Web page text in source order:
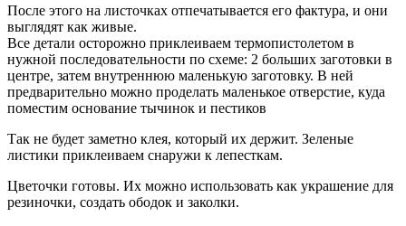
После этого на листочках отпечатывается его фактура, и они
выглядят как живые.
Все детали осторожно приклеиваем термопистолетом в
нужной последовательности по схеме: 2 больших заготовки в
центре, затем внутреннюю маленькую заготовку. В ней
предварительно можно проделать маленькое отверстие, куда
поместим основание тычинок и пестиков
Так не будет заметно клея, который их держит. Зеленые
листики приклеиваем снаружи к лепесткам.
Цветочки готовы. Их можно использовать как украшение для
резиночки, создать ободок и заколки.